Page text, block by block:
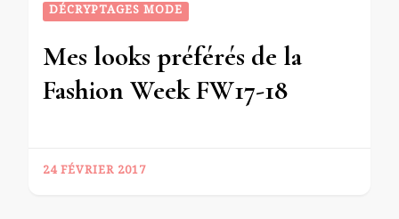
DÉCRYPTAGES MODE
Mes looks préférés de la
Fashion Week FW17-18
24 FÉVRIER 2017